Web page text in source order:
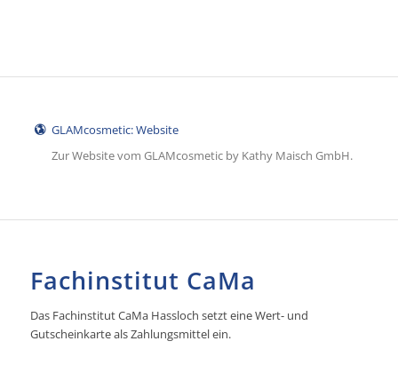
GLAMcosmetic: Website
Zur Website vom GLAMcosmetic by Kathy Maisch GmbH.
Fachinstitut CaMa
Das Fachinstitut CaMa Hassloch setzt eine Wert- und
Gutscheinkarte als Zahlungsmittel ein.